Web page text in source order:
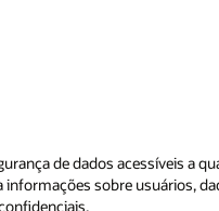
de dados acessíveis a
sobre usuários,